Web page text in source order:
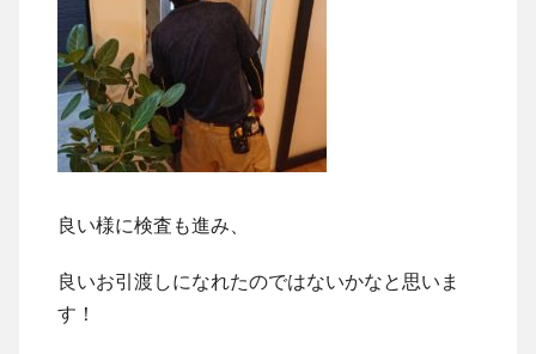
良い様に検査も進み、
良いお引渡しになれたのではないかなと思いま
す！